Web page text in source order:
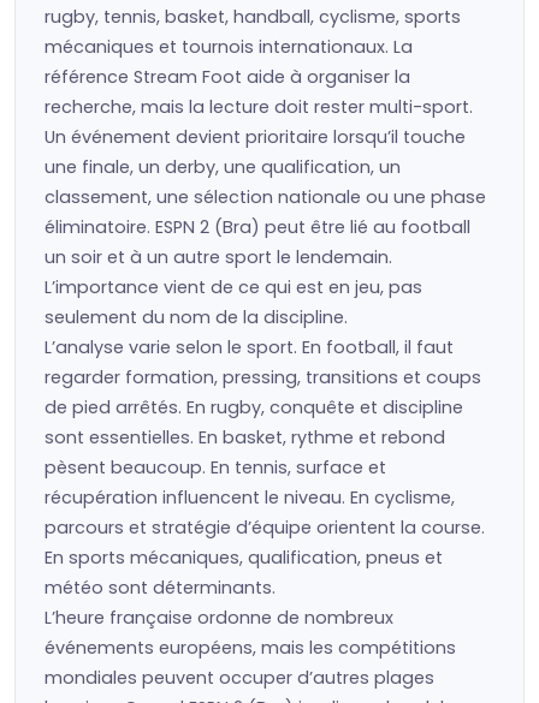
rugby, tennis, basket, handball, cyclisme, sports
mécaniques et tournois internationaux. La
référence Stream Foot aide à organiser la
recherche, mais la lecture doit rester multi-sport.
Un événement devient prioritaire lorsqu’il touche
une finale, un derby, une qualification, un
classement, une sélection nationale ou une phase
éliminatoire. ESPN 2 (Bra) peut être lié au football
un soir et à un autre sport le lendemain.
L’importance vient de ce qui est en jeu, pas
seulement du nom de la discipline.
L’analyse varie selon le sport. En football, il faut
regarder formation, pressing, transitions et coups
de pied arrêtés. En rugby, conquête et discipline
sont essentielles. En basket, rythme et rebond
pèsent beaucoup. En tennis, surface et
récupération influencent le niveau. En cyclisme,
parcours et stratégie d’équipe orientent la course.
En sports mécaniques, qualification, pneus et
météo sont déterminants.
L’heure française ordonne de nombreux
événements européens, mais les compétitions
mondiales peuvent occuper d’autres plages